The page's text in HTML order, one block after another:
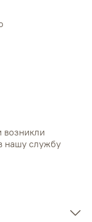
нашу службу